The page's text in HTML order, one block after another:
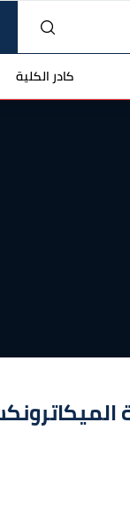
كادر الكلية